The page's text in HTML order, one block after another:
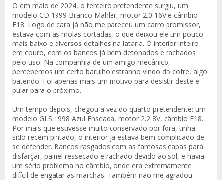
O em maio de 2024, o terceiro pretendente surgiu, um
modelo CD 1999 Branco Mahler, motor 2.0 16V e câmbio
F18. Logo de cara já não me pareceu um carro promissor,
estava com as molas cortadas, o que deixou ele um pouco
mais baixo e diversos detalhes na lataria. O interior inteiro
em couro, com os bancos já bem detonados e rachados
pelo uso. Na companhia de um amigo mecânico,
percebemos um certo barulho estranho vindo do cofre, algo
batendo. Foi apenas mais um motivo para desistir deste e
pular para o próximo.
Um tempo depois, chegou a vez do quarto pretendente: um
modelo GLS 1998 Azul Enseada, motor 2.2 8V, câmbio F18.
Por mais que estivesse muito conservado por fora, tinha
sido recém pintado, o interior já estava bem complicado de
se defender. Bancos rasgados com as famosas capas para
disfarçar, painel ressecado e rachado devido ao sol, e havia
um sério problema no câmbio, onde era extremamente
difícil de engatar as marchas. Também não me agradou.